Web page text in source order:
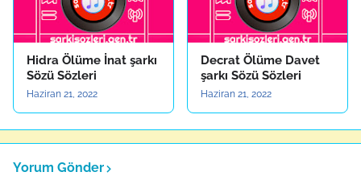
Hidra Ölüme İnat şarkı
Sözü Sözleri
Haziran 21, 2022
Decrat Ölüme Davet
şarkı Sözü Sözleri
Haziran 21, 2022
Yorum Gönder